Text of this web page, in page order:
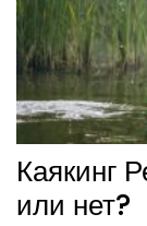
Каякинг
или нет?